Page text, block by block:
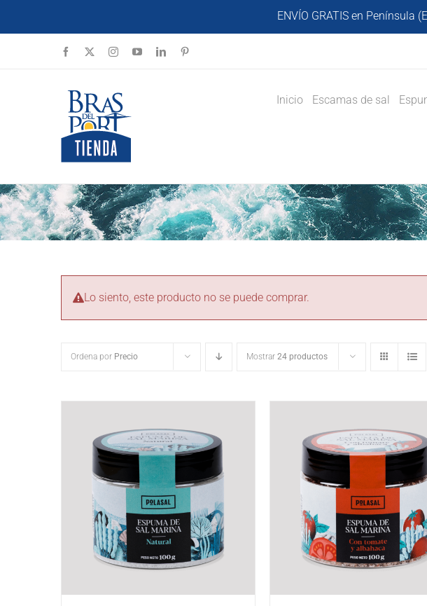
ENVÍO GRATIS en Península
Facebook InstagramYouTubeLinkedIn
Inicio Escamas de sal
Lo siento, este producto no se puede comprar.
Ordena por Precio Mostrar 24 productos